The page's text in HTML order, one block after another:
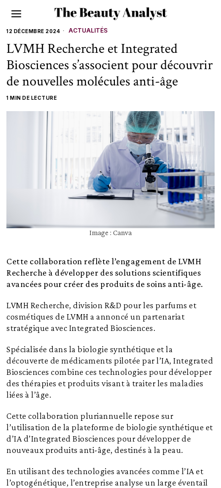
12 DÉCEMBRE 2024 ACTUALITÉS
LVMH Recherche et Integrated
Biosciences s’associent pour découvrir
de nouvelles molécules anti-âge
1 MIN DE LECTURE
Image : Canva
Cette collaboration reflète l’engagement de LVMH
Recherche à développer des solutions scientifiques
avancées pour créer des produits de soins anti-âge.
LVMH Recherche, division R&D pour les parfums et
cosmétiques de LVMH a annoncé un partenariat
stratégique avec Integrated Biosciences.
Spécialisée dans la biologie synthétique et la
découverte de médicaments pilotée par l’IA, Integrated
Biosciences combine ces technologies pour développer
des thérapies et produits visant à traiter les maladies
liées à l’âge.
Cette collaboration pluriannuelle repose sur
l’utilisation de la plateforme de biologie synthétique et
d’IA d’Integrated Biosciences pour développer de
nouveaux produits anti-âge, destinés à la peau.
En utilisant des technologies avancées comme l’IA et
l’optogénétique, l’entreprise analyse un large éventail